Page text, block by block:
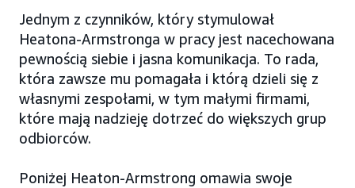
Jednym z czynników, który stymulował
Heatona-Armstronga w pracy jest nacechowana
pewnością siebie i jasna komunikacja. To rada,
która zawsze mu pomagała i którą dzieli się z
własnymi zespołami, w tym małymi firmami,
które mają nadzieję dotrzeć do większych grup
odbiorców.
Poniżej Heaton-Armstrong omawia swoje